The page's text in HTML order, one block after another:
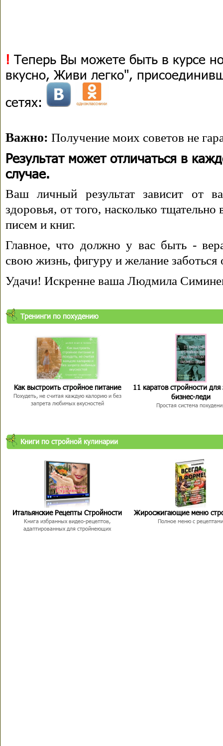
! Теперь Вы можете быть в курсе
вкусно, Живи легко",
сетях:
Важно: Получение моих советов не
Результат может отличаться в
случае.
Ваш личный результат зависит от
здоровья, от того, насколько
писем и книг.
Главное, что должно у вас быть -
свою жизнь, фигуру и желание заботься
Удачи! Искренне ваша Людмила
Тренинги по похудению
Как выстроить стройное питание
Похудеть, не считая каждую калорию и без
запрета любимых вкусностей
11 каратов стройности для
бизнес-леди
Простая система
Книги по стройной кулинарии
Итальянские Рецепты Стройности
Книга избранных видео-рецептов,
адаптированных для стройнеющих
Жиросжигающие меню
Полное меню с рецептами